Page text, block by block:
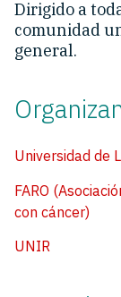
Dirigido a
comunidad
general.
Universidad de
FARO
con cáncer)
UNIR